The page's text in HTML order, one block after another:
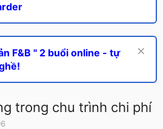
F&B " 2 buổi online - tự
trong chu trình chi phí